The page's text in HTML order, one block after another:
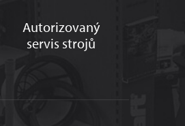
Autorizovaný
servis strojů